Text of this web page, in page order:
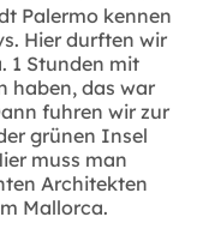
Palermo kennen
Hier durften wir
1 Stunden mit
haben, das war
fuhren wir zur
grünen Insel
muss man
Architekten
Mallorca.